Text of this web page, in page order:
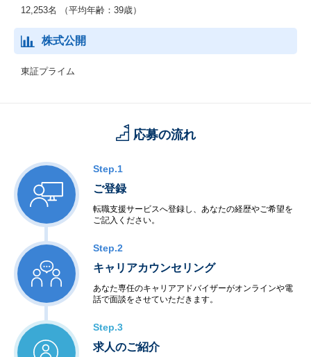
12,253名 （平均年齢：39歳）
株式公開
東証プライム
応募の流れ
Step.1
ご登録
転職支援サービスへ登録し、あなたの経歴やご希望を
ご記入ください。
Step.2
キャリアカウンセリング
あなた専任のキャリアアドバイザーがオンラインや電
話で面談をさせていただきます。
Step.3
求人のご紹介